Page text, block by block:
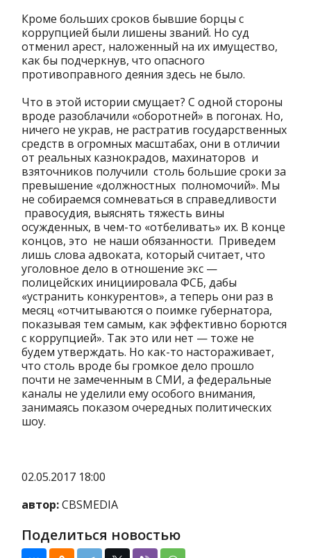
Кроме больших сроков бывшие борцы с
коррупцией были лишены званий. Но суд
отменил арест, наложенный на их имущество,
как бы подчеркнув, что опасного
противоправного деяния здесь не было.
Что в этой истории смущает? С одной стороны
вроде разоблачили «оборотней» в погонах. Но,
ничего не украв, не растратив государственных
средств в огромных масштабах, они в отличии
от реальных казнокрадов, махинаторов и
взяточников получили столь большие сроки за
превышение «должностных полномочий». Мы
не собираемся сомневаться в справедливости
правосудия, выяснять тяжесть вины
осужденных, в чем-то «отбеливать» их. В конце
концов, это не наши обязанности. Приведем
лишь слова адвоката, который считает, что
уголовное дело в отношение экс —
полицейских инициировала ФСБ, дабы
«устранить конкурентов», а теперь они раз в
месяц «отчитываются о поимке губернатора,
показывая тем самым, как эффективно борются
с коррупцией». Так это или нет — тоже не
будем утверждать. Но как-то настораживает,
что столь вроде бы громкое дело прошло
почти не замеченным в СМИ, а федеральные
каналы не уделили ему особого внимания,
занимаясь показом очередных политических
шоу.
02.05.2017 18:00
автор:CBSMEDIA
Поделиться новостью